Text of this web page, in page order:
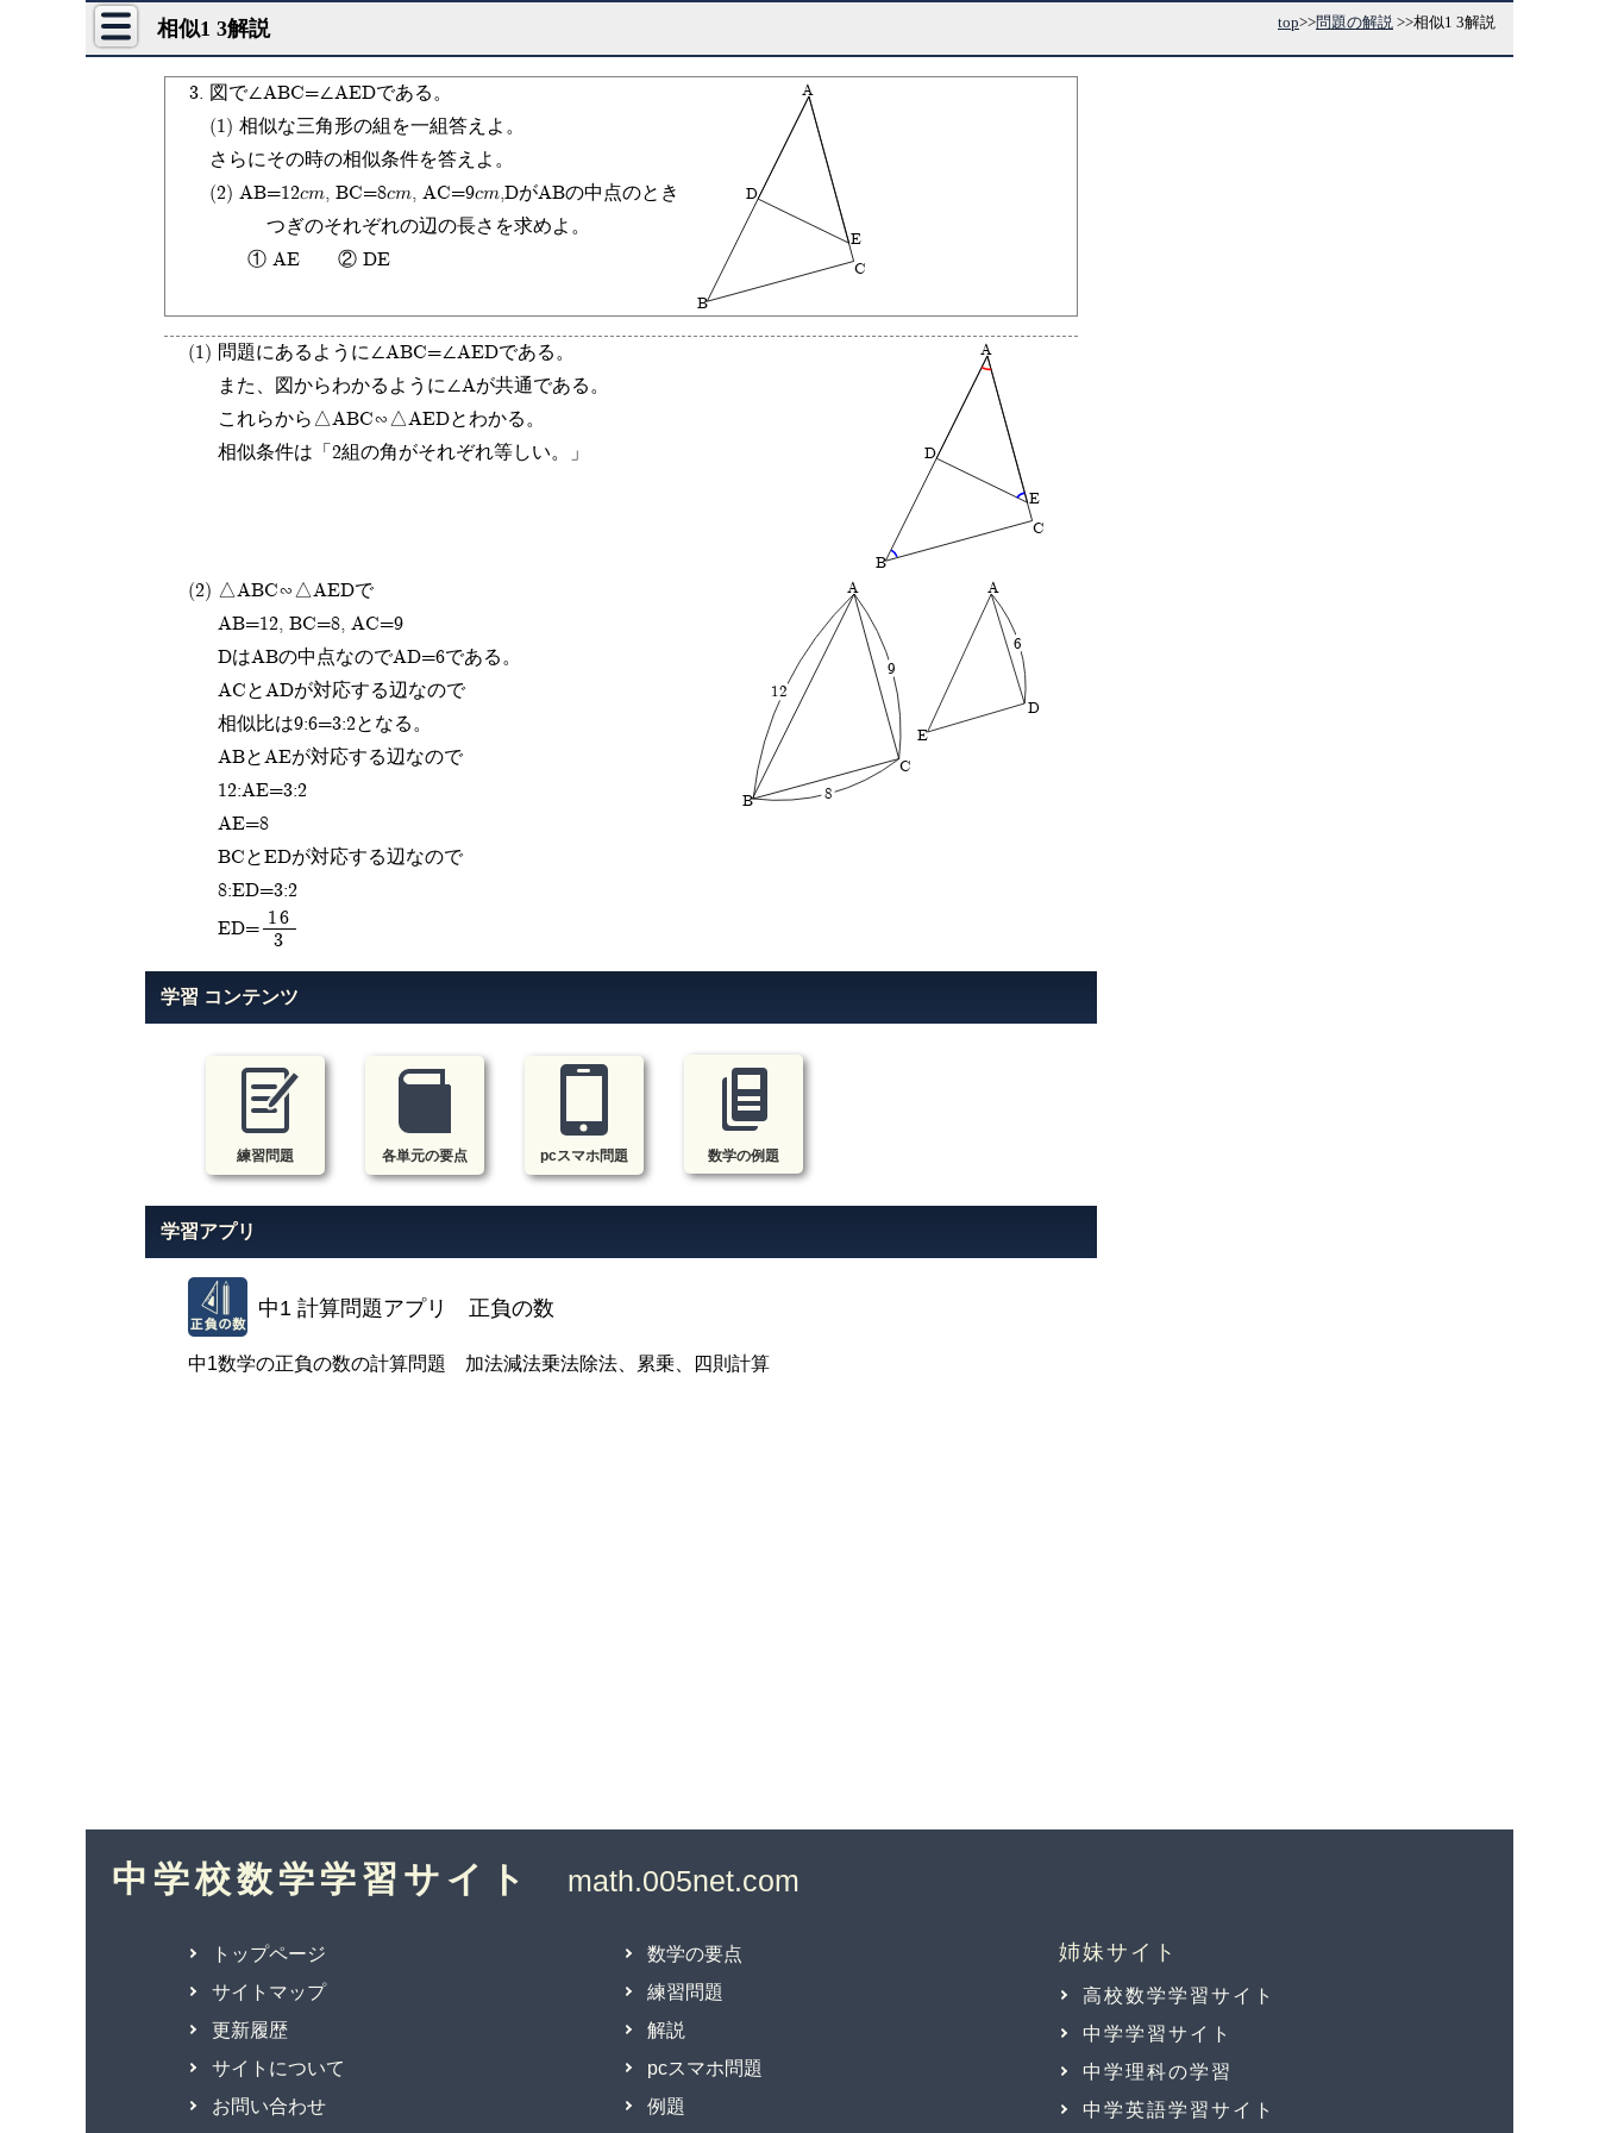
相似1 3解説 top>>問題の解説 >>相似1 3解説
3. 図で∠ABC=∠AEDである。
(1) 相似な三角形の組を一組答えよ。
さらにその時の相似条件を答えよ。
(2) AB=12cm, BC=8cm, AC=9cm,DがABの中点のとき
つぎのそれぞれの辺の長さを求めよ。
① AE ② DE
A
B
C
D
E
(1) A
B
C
D
E
問題にあるように∠ABC=∠AEDである。
また、図からわかるように∠Aが共通である。
これらから△ABC∽△AEDとわかる。
相似条件は「2組の角がそれぞれ等しい。」
(2) A
B
C
A
D
E
8
9
12
6
△ABC∽△AEDで
AB=12, BC=8, AC=9
DはABの中点なのでAD=6である。
ACとADが対応する辺なので
相似比は9:6=3:2となる。
ABとAEが対応する辺なので
12:AE=3:2
AE=8
BCとEDが対応する辺なので
8:ED=3:2
ED=
16
3
学習 コンテンツ
練習問題 各単元の要点 pcスマホ問題 数学の例題
学習アプリ
中1 計算問題アプリ 正負の数
中1数学の正負の数の計算問題 加法減法乗法除法、累乗、四則計算
中学校数学学習サイト
トップページ
サイトマップ
更新履歴
サイトについて
お問い合わせ
数学の要点
練習問題
解説
pcスマホ問題
例題
高校数学学習サイト
中学学習サイト
中学理科の学習
中学英語学習サイト